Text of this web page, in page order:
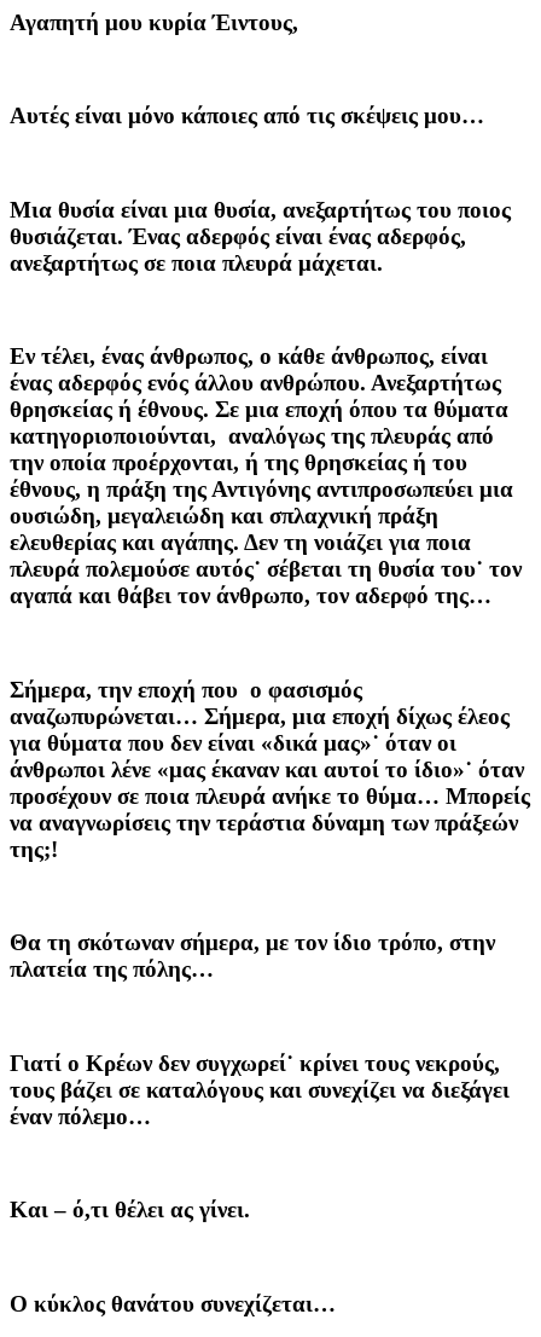
Αγαπητή μου κυρία Έιντους,
Αυτές είναι μόνο κάποιες από τις σκέψεις μου…
Μια θυσία είναι μια θυσία, ανεξαρτήτως του ποιος
θυσιάζεται. Ένας αδερφός είναι ένας αδερφός,
ανεξαρτήτως σε ποια πλευρά μάχεται.
Εν τέλει, ένας άνθρωπος, ο κάθε άνθρωπος, είναι
ένας αδερφός ενός άλλου ανθρώπου. Ανεξαρτήτως
θρησκείας ή έθνους. Σε μια εποχή όπου τα θύματα
κατηγοριοποιούνται, αναλόγως της πλευράς από
την οποία προέρχονται, ή της θρησκείας ή του
έθνους, η πράξη της Αντιγόνης αντιπροσωπεύει μια
ουσιώδη, μεγαλειώδη και σπλαχνική πράξη
ελευθερίας και αγάπης. Δεν τη νοιάζει για ποια
πλευρά πολεμούσε αυτός˙ σέβεται τη θυσία του˙ τον
αγαπά και θάβει τον άνθρωπο, τον αδερφό της…
Σήμερα, την εποχή που ο φασισμός
αναζωπυρώνεται… Σήμερα, μια εποχή δίχως έλεος
για θύματα που δεν είναι «δικά μας»˙ όταν οι
άνθρωποι λένε «μας έκαναν και αυτοί το ίδιο»˙ όταν
προσέχουν σε ποια πλευρά ανήκε το θύμα… Μπορείς
να αναγνωρίσεις την τεράστια δύναμη των πράξεών
της;!
Θα τη σκότωναν σήμερα, με τον ίδιο τρόπο, στην
πλατεία της πόλης…
Γιατί ο Κρέων δεν συγχωρεί˙ κρίνει τους νεκρούς,
τους βάζει σε καταλόγους και συνεχίζει να διεξάγει
έναν πόλεμο…
Και – ό,τι θέλει ας γίνει.
Ο κύκλος θανάτου συνεχίζεται…